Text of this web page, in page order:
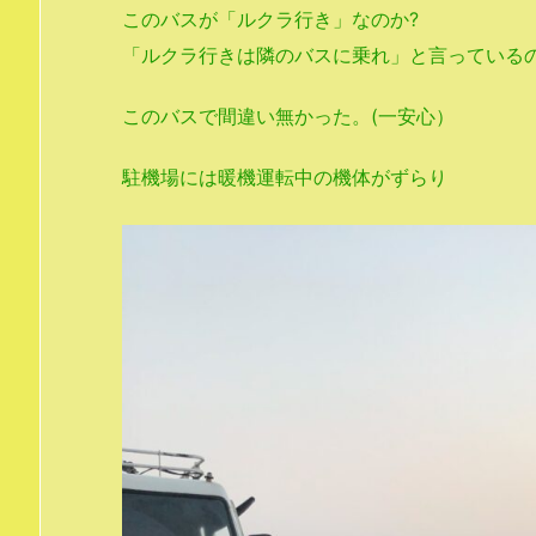
このバスが「ルクラ行き」なのか?
「ルクラ行きは隣のバスに乗れ」と言っている
このバスで間違い無かった。(一安心）
駐機場には暖機運転中の機体がずらり